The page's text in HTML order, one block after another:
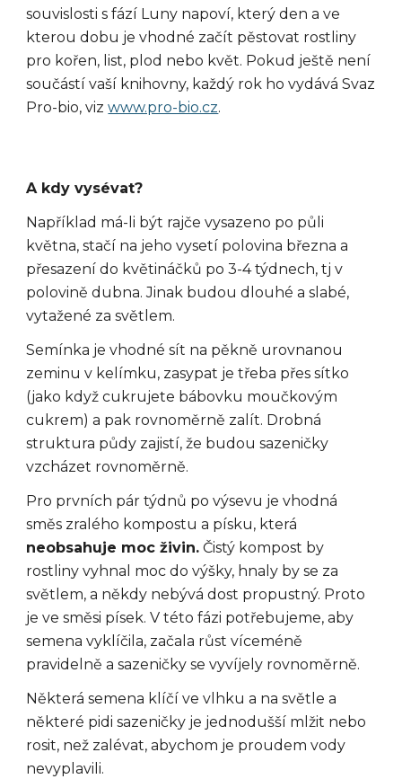
souvislosti s fází Luny napoví, který den a ve
kterou dobu je vhodné začít pěstovat rostliny
pro kořen, list, plod nebo květ. Pokud ještě není
součástí vaší knihovny, každý rok ho vydává Svaz
Pro-bio, viz www.pro-bio.cz.
A kdy vysévat?
Například má-li být rajče vysazeno po půli
května, stačí na jeho vysetí polovina března a
přesazení do květináčků po 3-4 týdnech, tj v
polovině dubna. Jinak budou dlouhé a slabé,
vytažené za světlem.
Semínka je vhodné sít na pěkně urovnanou
zeminu v kelímku, zasypat je třeba přes sítko
(jako když cukrujete bábovku moučkovým
cukrem) a pak rovnoměrně zalít. Drobná
struktura půdy zajistí, že budou sazeničky
vzcházet rovnoměrně.
Pro prvních pár týdnů po výsevu je vhodná
směs zralého kompostu a písku, která
neobsahuje moc živin. Čistý kompost by
rostliny vyhnal moc do výšky, hnaly by se za
světlem, a někdy nebývá dost propustný. Proto
je ve směsi písek. V této fázi potřebujeme, aby
semena vyklíčila, začala růst víceméně
pravidelně a sazeničky se vyvíjely rovnoměrně.
Některá semena klíčí ve vlhku a na světle a
některé pidi sazeničky je jednodušší mlžit nebo
rosit, než zalévat, abychom je proudem vody
nevyplavili.